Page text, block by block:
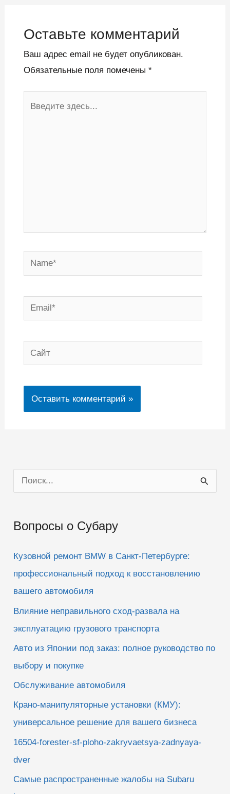
Оставьте комментарий
Ваш адрес email не будет опубликован.
Обязательные поля помечены *
Name*
Email*
Сайт
о
с
Вопросы о Субару
Кузовной ремонт BMW в Санкт-Петербурге:
профессиональный подход к восстановлению
вашего автомобиля
Влияние неправильного сход-развала на
эксплуатацию грузового транспорта
Авто из Японии под заказ: полное руководство по
выбору и покупке
Обслуживание автомобиля
Крано-манипуляторные установки (КМУ):
универсальное решение для вашего бизнеса
16504-forester-sf-ploho-zakryvaetsya-zadnyaya-
dver
Самые распространенные жалобы на Subaru